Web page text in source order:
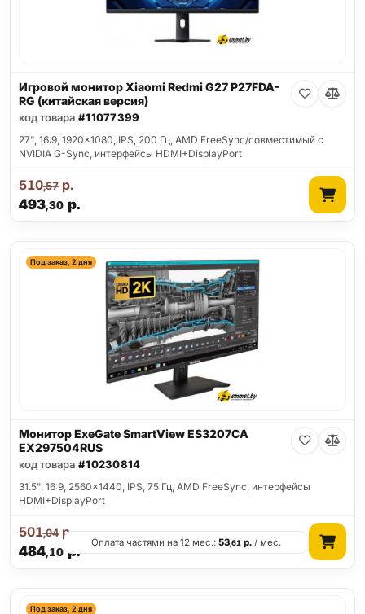
Игровой монитор Xiaomi Redmi G27 P27FDA-
RG (китайская версия)
код товара #11077399
27", 16:9, 1920x1080, IPS, 200 Гц, AMD FreeSync/совместимый с
NVIDIA G-Sync, интерфейсы HDMI+DisplayPort
493,30р.
510,57р.
Под заказ, 2 дня
Монитор ExeGate SmartView ES3207CA
EX297504RUS
код товара #10230814
31.5", 16:9, 2560x1440, IPS, 75 Гц, AMD FreeSync, интерфейсы
HDMI+DisplayPort
484,10р.
501,04р.
Оплата частями на 12 мес.:53,61 р. / мес.
Под заказ, 2 дня